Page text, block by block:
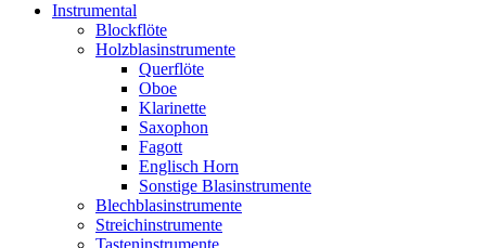
Instrumental
Blockflöte
Holzblasinstrumente
Querflöte
Oboe
Klarinette
Saxophon
Fagott
Englisch Horn
Sonstige Blasinstrumente
Blechblasinstrumente
Streichinstrumente
Tasteninstrumente